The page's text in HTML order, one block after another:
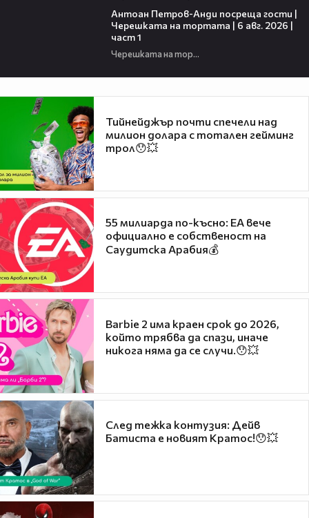
Антоан Петров-Анди посреща гости |
Черешката на тортата | 6 авг. 2026 |
част 1
Черешката на тортата
Тийнейджър почти спечели над
милион долара с тотален гейминг
трол😯💥
55 милиарда по-късно: EA вече
официално е собственост на
Саудитска Арабия💰
Barbie 2 има краен срок до 2026,
който трябва да спази, иначе
никога няма да се случи.😯💥
След тежка контузия: Дейв
Батиста е новият Кратос!😯💥